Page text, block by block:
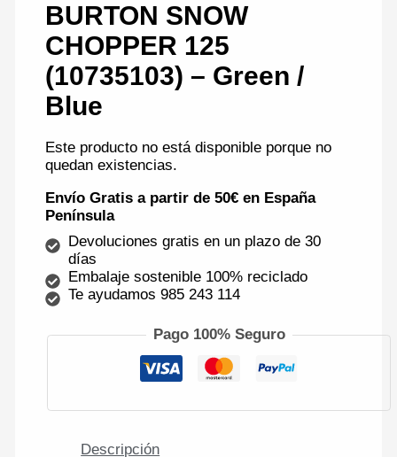
BURTON SNOW
CHOPPER 125
(10735103) – Green /
Blue
Este producto no está disponible porque no
quedan existencias.
Envío Gratis a partir de 50€ en España
Península
Devoluciones gratis en un plazo de 30
días
Embalaje sostenible 100% reciclado
Te ayudamos 985 243 114
Pago 100% Seguro
Descripción